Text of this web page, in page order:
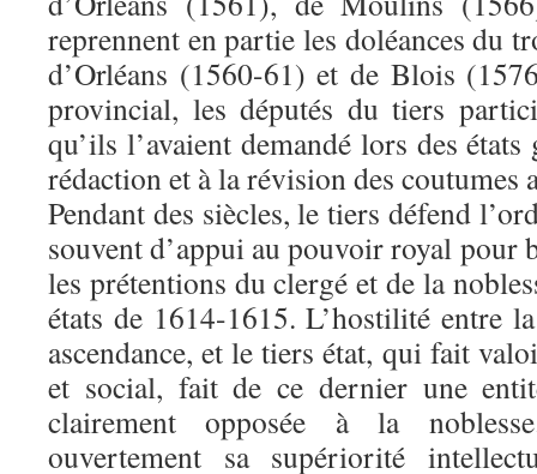
reprennent en partie les doléances du
d’Orléans (1560-61) et de Blois
provincial, les députés du tiers
qu’ils l’avaient demandé lors des
rédaction et à la révision des coutumes
Pendant des siècles, le tiers défend
souvent d’appui au pouvoir royal pour
les prétentions du clergé et de la
états de 1614-1615. L’hostilité entre
ascendance, et le tiers état, qui fait
et social, fait de ce dernier une
clairement opposée à la
ouvertement sa supériorité